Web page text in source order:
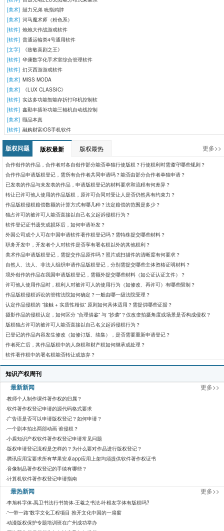
[美术] 囍力兄弟 吮指鸡脖
[美术] 河马魔术师（粉色系）
[软件] 炮炮大作战游戏软件
[软件] 普通运输类4号通用软件
[文字]
《致敬喜剧之王》
[软件] 华康数字化手术室综合管理软件
[软件] 幻灭西游游戏软件
[美术] MISS MODA
[美术]
《LUX CLASSIC》
[软件] 实达多功能智能存折打印机控制软
[软件] 鑫勤丰插补功能三轴机自动线控制
[美术] 颐品本真
[软件] 融购财富iOS手机软件
版权问题 版权最新 版权最热 更多>>
合作创作的作品，合作者对各自创作部分能否单独行使版权？行使权利时需遵守哪些规则？
合作作品申请版权登记，需所有合作者共同申请吗？能否由部分合作者单独申请？
已发表的作品与未发表的作品，申请版权登记的材料要求和流程有何差异？
转让已许可他人使用的作品版权，原许可合同对受让人是否仍然具有约束力？
作品版权侵权赔偿数额的计算方式有哪几种？法定赔偿的范围是多少？​
独占许可的被许可人能否直接以自己名义起诉侵权行为？
软件登记证书遗失或损坏后，如何申请补发？
外国公司或个人可在中国申请软件著作权登记吗？需特殊提交哪些材料？
职务开发中，开发者个人对软件是否享有署名权以外的其他权利？
美术作品申请版权登记，需提交作品原件吗？照片或扫描件的清晰度有何要求？
自然人、法人、非法人组织申请作品版权登记，分别需提交哪些主体资格证明材料？
境外创作的作品在我国申请版权登记，需额外提交哪些材料（如公证认证文件）？
许可他人使用作品时，权利人对被许可人的使用行为（如修改、再许可）有哪些限制？
作品版权侵权诉讼的管辖法院如何确定？一般由哪一级法院受理？
认定作品侵权的 “接触 + 实质性相似” 原则如何具体适用？需提供哪些证据？
摄影作品的侵权认定，如何区分 “合理借鉴” 与 “抄袭”？仅改变拍摄角度或场景是否构成侵权？
版权独占许可的被许可人能否直接以自己名义起诉侵权行为？
已登记的作品内容发生修改（如修订版、续集），是否需要重新申请登记？
作者死亡后，其作品版权中的人身权和财产权如何继承或处理？
软件著作权中的署名权能否转让或放弃？
知识产权周刊
最新新闻
更多>>
·教师个人制作课件著作权的归属？
·软件著作权登记申请的源代码格式要求
·广告语是否可以申请版权登记？如何申请？
·一个剧本拍出两部动画 谁侵权？
·小盾知识产权软件著作权登记申请常见问题
·版权申请登记流程是怎样的？为什么要对作品进行版权登记？
·腾讯应用宝要求所有苹果安卓app应用上架均须提供软件著作权证书
·音像制品著作权登记的手续有哪些？
·计算机软件著作权登记申请指南
最热新闻 更多>>
·李旭科字体-禹卫书法行书简体-王羲之书法-叶根友字体有版权吗?
·“一带一路”数字文化工程项目 推开文化中国的一扇窗
·动漫版权保护专题培训班在广州成功举办